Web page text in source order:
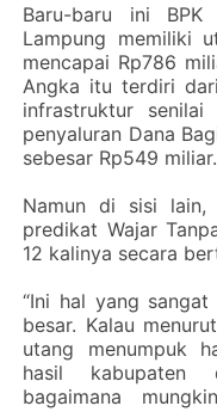
‎Baru-baru ini BPK
Lampung memiliki
mencapai Rp786
Angka itu terdiri
infrastruktur
penyaluran Dana
sebesar Rp549 miliar.
‎Namun di sisi lain,
predikat Wajar
12 kalinya secara
‎“Ini hal yang
besar. Kalau
utang menumpuk
hasil kabupaten
bagaimana